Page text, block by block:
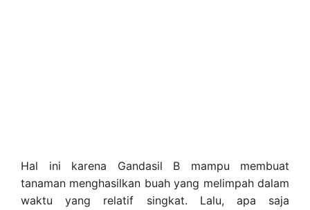
Hal ini karena Gandasil B mampu membuat
tanaman menghasilkan buah yang melimpah dalam
waktu yang relatif singkat. Lalu, apa saja